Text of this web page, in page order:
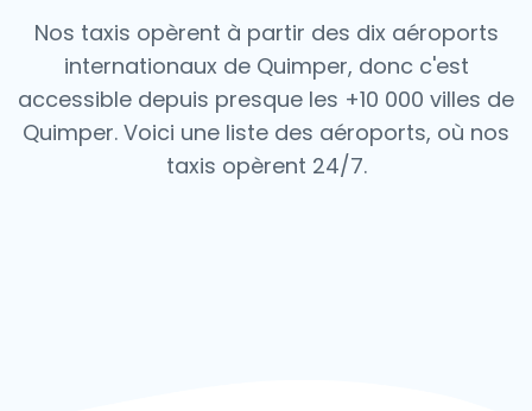
Nos taxis opèrent à partir des dix aéroports
internationaux de Quimper, donc c'est
accessible depuis presque les +10 000 villes de
Quimper. Voici une liste des aéroports, où nos
taxis opèrent 24/7.